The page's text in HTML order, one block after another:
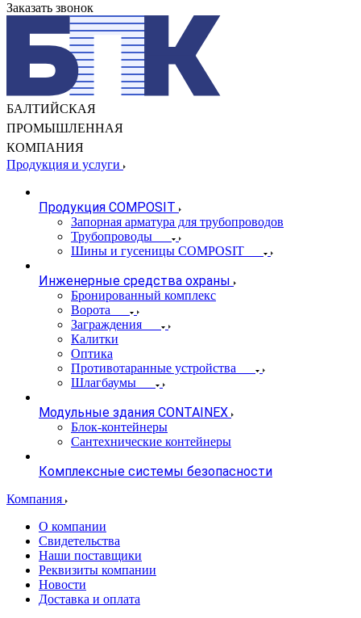
Заказать звонок
БАЛТИЙСКАЯ
ПРОМЫШЛЕННАЯ
КОМПАНИЯ
Продукция и услуги
Продукция COMPOSIT
Запорная арматура для трубопроводов
Трубопроводы
Шины и гусеницы COMPOSIT
Инженерные средства охраны
Бронированный комплекс
Ворота
Заграждения
Калитки
Оптика
Противотаранные устройства
Шлагбаумы
Модульные здания CONTAINEX
Блок-контейнеры
Сантехнические контейнеры
Комплексные системы безопасности
Компания
О компании
Свидетельства
Наши поставщики
Реквизиты компании
Новости
Доставка и оплата